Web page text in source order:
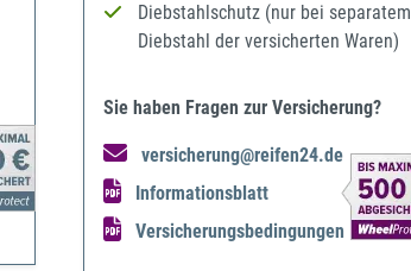
Diebstahlschutz (nur bei separatem
Diebstahl der versicherten Waren)
Sie haben Fragen zur Versicherung?
versicherung@reifen24.de
Informationsblatt
Versicherungsbedingungen